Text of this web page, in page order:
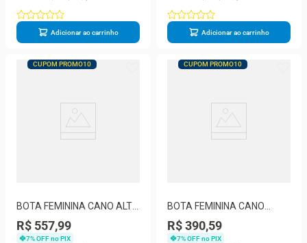
Adicionar ao carrinho Adicionar ao carrinho
CUPOM PROMO10
BOTA FEMININA CANO ALTO
BOTTERO 345801
R$ 557,99
7% OFF no PIX
CUPOM PROMO10
BOTA FEMININA CANO
BAIXO BOTTERO 346919
R$ 390,59
7% OFF no PIX